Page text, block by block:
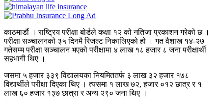
काठमाडौं । राष्ट्रिय परीक्षा बोर्डले कक्षा १२ को नतिजा प्रकाशन गरेको छ ।
परीक्षा सञ्चालनको ३५ दिनमै रिजल्ट निकालिएको हो । गत वैशाख १४-२७
गतेसम्म परीक्षा सञ्चालन भएको परीक्षामा ४ लाख १८ हजार ८ जना परीक्षार्थी
सहभागी थिए ।
जसमा ५ हजार ३३९ विद्यालयका नियमिततर्फ ३ लाख ३२ हजार १७८
विद्यार्थीले परीक्षा दिएका थिए । त्यसमा १ लाख ७२, हजार ०१२ छात्र र १
लाख ६० हजार १३७ छात्रा र अन्य २९० जना थिए ।